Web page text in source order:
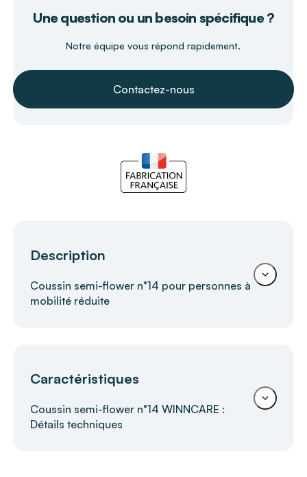
Une question ou un besoin spécifique ?
Notre équipe vous répond rapidement.
Contactez-nous
Description
Coussin semi-flower n°14 pour personnes à
mobilité réduite
flower WINNCARE
Le coussin de positionnementsemi-flower
WINNCAREépouse naturellement la
Caractéristiques
Coussin semi-flower n°14 WINNCARE :
Détails techniques